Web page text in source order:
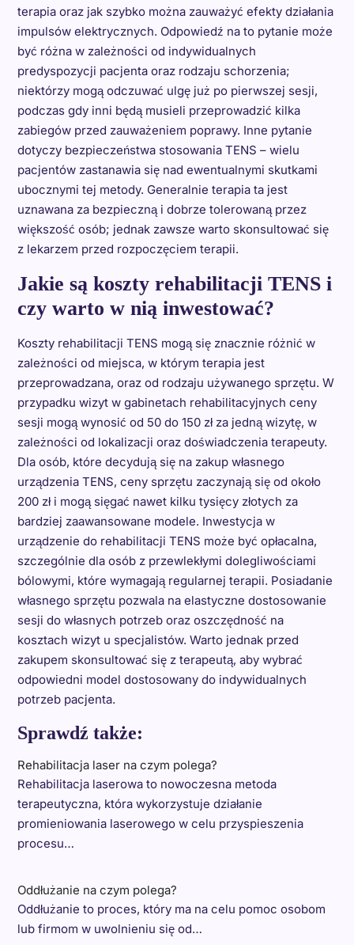
terapia oraz jak szybko można zauważyć efekty działania
impulsów elektrycznych. Odpowiedź na to pytanie może
być różna w zależności od indywidualnych
predyspozycji pacjenta oraz rodzaju schorzenia;
niektórzy mogą odczuwać ulgę już po pierwszej sesji,
podczas gdy inni będą musieli przeprowadzić kilka
zabiegów przed zauważeniem poprawy. Inne pytanie
dotyczy bezpieczeństwa stosowania TENS – wielu
pacjentów zastanawia się nad ewentualnymi skutkami
ubocznymi tej metody. Generalnie terapia ta jest
uznawana za bezpieczną i dobrze tolerowaną przez
większość osób; jednak zawsze warto skonsultować się
z lekarzem przed rozpoczęciem terapii.
Jakie są koszty rehabilitacji TENS i
czy warto w nią inwestować?
Koszty rehabilitacji TENS mogą się znacznie różnić w
zależności od miejsca, w którym terapia jest
przeprowadzana, oraz od rodzaju używanego sprzętu. W
przypadku wizyt w gabinetach rehabilitacyjnych ceny
sesji mogą wynosić od 50 do 150 zł za jedną wizytę, w
zależności od lokalizacji oraz doświadczenia terapeuty.
Dla osób, które decydują się na zakup własnego
urządzenia TENS, ceny sprzętu zaczynają się od około
200 zł i mogą sięgać nawet kilku tysięcy złotych za
bardziej zaawansowane modele. Inwestycja w
urządzenie do rehabilitacji TENS może być opłacalna,
szczególnie dla osób z przewlekłymi dolegliwościami
bólowymi, które wymagają regularnej terapii. Posiadanie
własnego sprzętu pozwala na elastyczne dostosowanie
sesji do własnych potrzeb oraz oszczędność na
kosztach wizyt u specjalistów. Warto jednak przed
zakupem skonsultować się z terapeutą, aby wybrać
odpowiedni model dostosowany do indywidualnych
potrzeb pacjenta.
Sprawdź także:
Rehabilitacja laser na czym polega?
Rehabilitacja laserowa to nowoczesna metoda
terapeutyczna, która wykorzystuje działanie
promieniowania laserowego w celu przyspieszenia
procesu…
Oddłużanie na czym polega?
Oddłużanie to proces, który ma na celu pomoc osobom
lub firmom w uwolnieniu się od…